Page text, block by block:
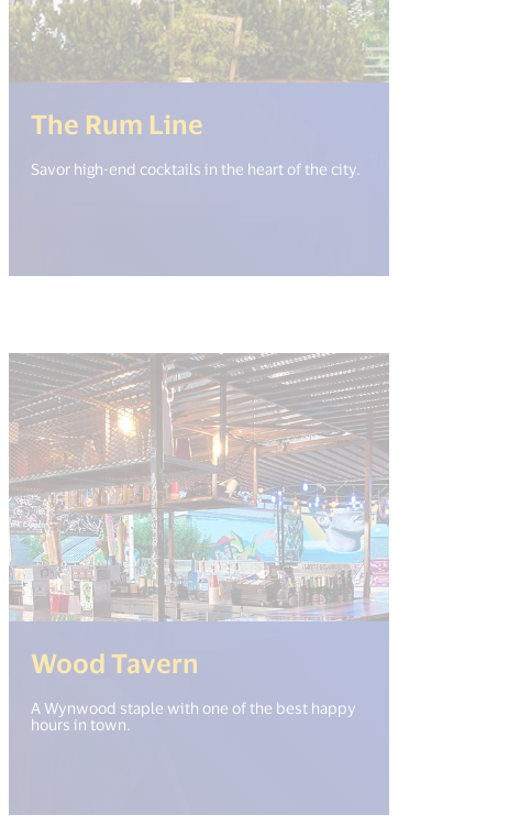
The Rum Line
Savor high-end cocktails in the heart of the city.
%>)
Wood Tavern
A Wynwood staple with one of the best happy
hours in town.